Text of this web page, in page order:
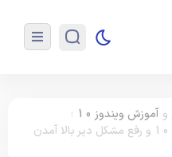
و آموزش ویندوز 10
:
7 ترفند برای اجرای سریع تر ویندوز 10 و رفع مشکل دیر بالا آمدن